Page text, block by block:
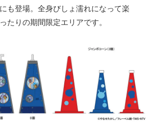
も登場。全身びしょ濡れになって楽
たりの期間限定エリアです。